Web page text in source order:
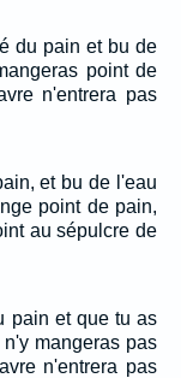
du pain et bu de
point de
n'entrera pas
et bu de l'eau
point de pain,
au sépulcre de
pain et que tu as
mangeras pas
n'entrera pas